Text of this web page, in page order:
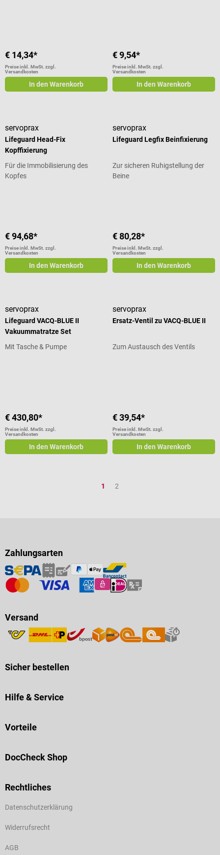
€ 14,34*
Preise inkl. MwSt. zzgl.
Versandkosten
In den Warenkorb
€ 9,54*
Preise inkl. MwSt. zzgl.
Versandkosten
In den Warenkorb
servoprax
Lifeguard Head-Fix
Kopffixierung
Für die Immobilisierung des
Kopfes
€ 94,68*
Preise inkl. MwSt. zzgl.
Versandkosten
In den Warenkorb
servoprax
Lifeguard Legfix Beinfixierung
Zur sicheren Ruhigstellung der
Beine
€ 80,28*
Preise inkl. MwSt. zzgl.
Versandkosten
In den Warenkorb
servoprax
Lifeguard VACQ-BLUE II
Vakuummatratze Set
Mit Tasche & Pumpe
€ 430,80*
Preise inkl. MwSt. zzgl.
Versandkosten
In den Warenkorb
servoprax
Ersatz-Ventil zu VACQ-BLUE II
Zum Austausch des Ventils
€ 39,54*
Preise inkl. MwSt. zzgl.
Versandkosten
In den Warenkorb
Seite
1 Seite
2
Zahlungsarten
Versand
Sicher bestellen
Hilfe & Service
Vorteile
DocCheck Shop
Rechtliches
Datenschutzerklärung
Widerrufsrecht
AGB